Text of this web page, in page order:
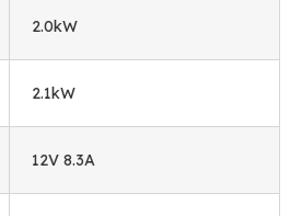
2.0kW
2.1kW
12V 8.3A